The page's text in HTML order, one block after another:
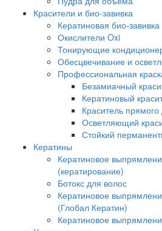
Красители и био-завивка
Кератиновая био-завивка
Окислители Oxi
Тонирующие
Обесцвечивание и
Профессиональная
Безамиачный
Кератиновый
Краситель прямого
Осветляющий
Стойкий
Кератины
Кератиновое
(кератирование)
Ботокс для волос
Кератиновое
(Глобал Кератин)
Кератиновое